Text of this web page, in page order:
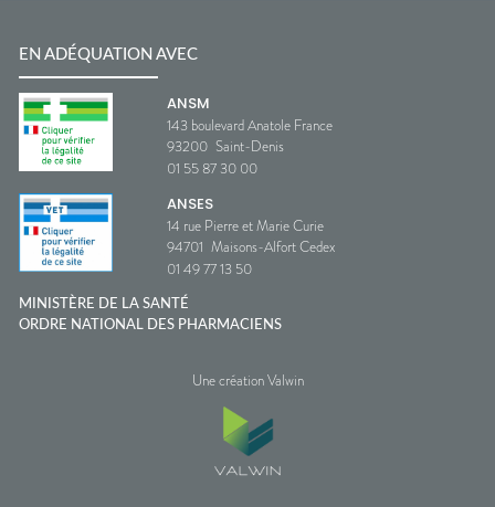
EN ADÉQUATION AVEC
ANSM
143 boulevard Anatole France
93200 Saint-Denis
01 55 87 30 00
ANSES
14 rue Pierre et Marie Curie
94701 Maisons-Alfort Cedex
01 49 77 13 50
MINISTÈRE DE LA SANTÉ
ORDRE NATIONAL DES PHARMACIENS
Une création Valwin